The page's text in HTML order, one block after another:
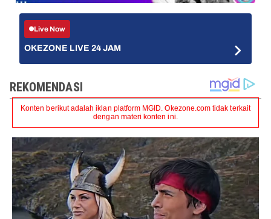
Live Now
OKEZONE LIVE 24 JAM